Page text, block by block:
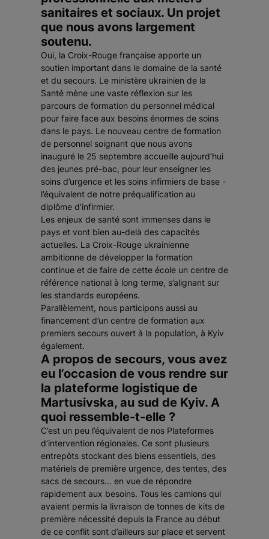
sanitaires et sociaux. Un projet
que nous avons largement
soutenu.
Oui, la Croix-Rouge française apporte un
soutien important dans le domaine de la santé
et du secours. Le ministère ukrainien de la
Santé mène une vaste réflexion sur les
parcours de formation du personnel médical
pour faire face aux besoins énormes de soins
dans le pays. Le nouveau centre de formation
de personnel soignant que nous avons
inauguré le 25 septembre accueille aujourd’hui
des jeunes pré-bac, pour leur enseigner les
soins d’urgence et les soins infirmiers de base -
l’équivalent de notre préqualification au
diplôme d’infirmier.
Les enjeux de santé sont immenses dans le
pays et vont bien au-delà des capacités
actuelles. La Croix-Rouge ukrainienne
ambitionne de développer la formation
continue et de faire de cette école un centre de
référence national à long terme, s’alignant sur
les standards européens.
Parallèlement, nous participons aussi au
financement d’un centre de formation aux
premiers secours ouvert à la population, à Kyiv
également.
A propos de secours, vous avez
eu l’occasion de vous rendre sur
la plateforme logistique de
Martusivska, au sud de Kyiv. A
quoi ressemble-t-elle ?
C’est un peu l’équivalent de nos Plateformes
d’intervention régionales. Ce sont plusieurs
entrepôts stockant des biens essentiels, des
matériels de première urgence, des tentes, des
sacs de secours… en vue de répondre
rapidement aux besoins. Tous les camions qui
avaient permis la livraison de tonnes de kits de
première nécessité depuis la France au début
de ce conflit sont d’ailleurs sur place et servent